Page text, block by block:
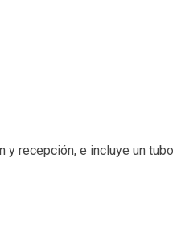
recepción, e incluye un